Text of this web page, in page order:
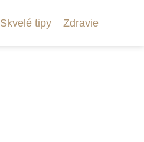
Skvelé tipy Zdravie